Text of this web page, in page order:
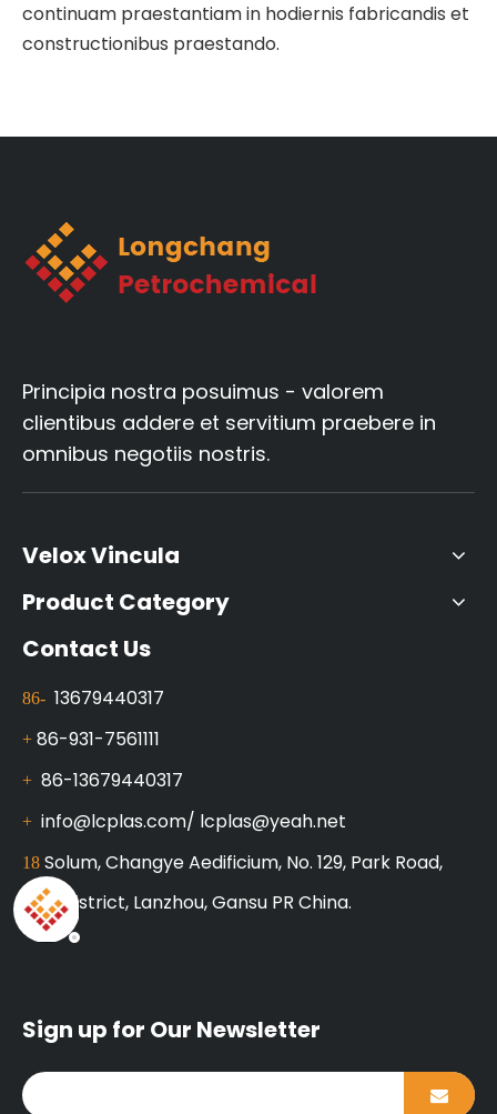
continuam praestantiam in hodiernis fabricandis et
constructionibus praestando.
Principia nostra posuimus - valorem
clientibus addere et servitium praebere in
omnibus negotiis nostris.
Velox Vincula
Product Category
Contact Us
86- 13679440317
+ 86-931-7561111
+ 86-13679440317
+ info@lcplas.com/ lcplas@yeah.net
18 Solum, Changye Aedificium, No. 129, Park Road,
Xigu District, Lanzhou, Gansu PR China.
Sign up for Our Newsletter